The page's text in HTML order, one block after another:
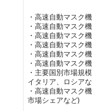
・高速自動マスク
・高速自動マスク
・高速自動マスク
・高速自動マスク
・高速自動マスク
・高速自動マスク
・主要国別市場規
イタリア、ロシア
・高速自動マスク
市場シェアなど)